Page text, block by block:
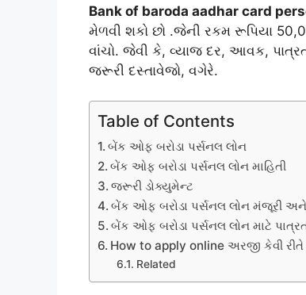
Bank of baroda aadhar card
મેળવી શકો છો .જેની રકમ રૂપિયા
વાંચો. જેવી કે, વ્યાજ દર, આવક,
જરૂરી દસ્તાવેજો, વગેરે.
Table of Contents
બેંક ઓફ બરોડા પર્સનલ લોન
બેંક ઓફ બરોડા પર્સનલ લોન માહિતી
જરૂરી ડોક્યુમેન્ટ
બેંક ઓફ બરોડા પર્સનલ લોન મંજૂરી
બેંક ઓફ બરોડા પર્સનલ લોન માટે
How to apply online અરજી કેવી રીતે
Related